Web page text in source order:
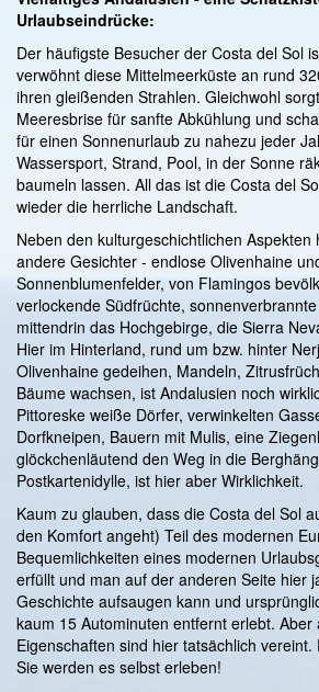
Urlaubseindrücke:
Der häufigste Besucher der Costa del Sol
verwöhnt diese Mittelmeerküste an rund
ihren gleißenden Strahlen. Gleichwohl
Meeresbrise für sanfte Abkühlung und
für einen Sonnenurlaub zu nahezu jeder
Wassersport, Strand, Pool, in der Sonne
baumeln lassen. All das ist die Costa del
wieder die herrliche Landschaft.
Neben den kulturgeschichtlichen Aspekten
andere Gesichter - endlose Olivenhaine
Sonnenblumenfelder, von Flamingos
verlockende Südfrüchte,
mittendrin das Hochgebirge, die Sierra
Hier im Hinterland, rund um bzw. hinter
Olivenhaine gedeihen, Mandeln,
Bäume wachsen, ist Andalusien noch
Pittoreske weiße Dörfer, verwinkelten
Dorfkneipen, Bauern mit Mulis, eine
glöckchenläutend den Weg in die
Postkartenidylle, ist hier aber Wirklichkeit.
Kaum zu glauben, dass die Costa del Sol
den Komfort angeht) Teil des modernen
Bequemlichkeiten eines modernen
erfüllt und man auf der anderen Seite hier
Geschichte aufsaugen kann und
kaum 15 Autominuten entfernt erlebt. Aber
Eigenschaften sind hier tatsächlich
Sie werden es selbst erleben!